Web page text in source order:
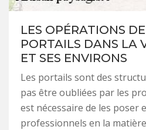
LES OPÉRATIONS
PORTAILS DANS LA
ET SES ENVIRONS
Les portails sont des
pas être oubliées par les
est nécessaire de les poser
professionnels en la